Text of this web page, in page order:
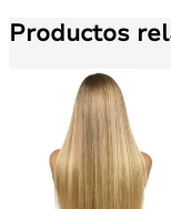
Productos